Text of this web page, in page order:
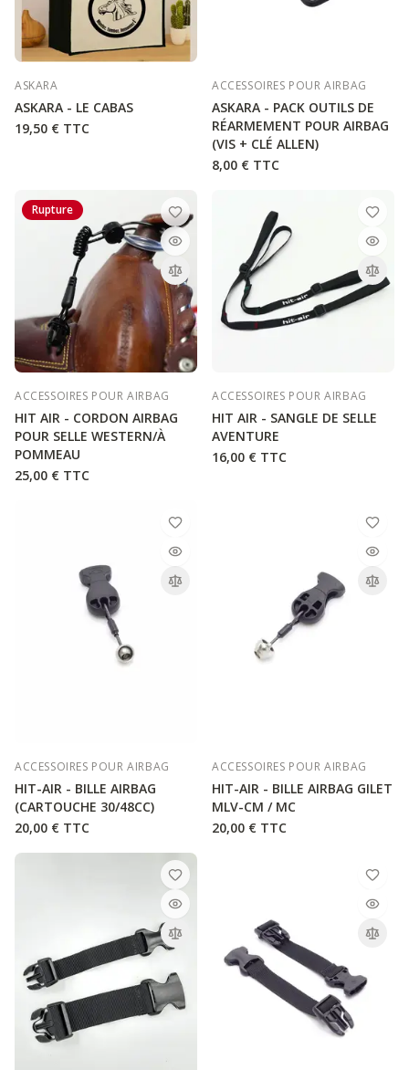
ASKARA
ASKARA - LE CABAS
19,50 € TTC
ACCESSOIRES POUR AIRBAG
ASKARA - PACK OUTILS DE
RÉARMEMENT POUR AIRBAG
(VIS + CLÉ ALLEN)
8,00 € TTC
Rupture
ACCESSOIRES POUR AIRBAG
HIT AIR - CORDON AIRBAG
POUR SELLE WESTERN/À
POMMEAU
25,00 € TTC
ACCESSOIRES POUR AIRBAG
HIT AIR - SANGLE DE SELLE
AVENTURE
16,00 € TTC
ACCESSOIRES POUR AIRBAG
HIT-AIR - BILLE AIRBAG
(CARTOUCHE 30/48CC)
20,00 € TTC
ACCESSOIRES POUR AIRBAG
HIT-AIR - BILLE AIRBAG GILET
MLV-CM / MC
20,00 € TTC
Bienvenue !
1er fois chez nous ? Recevez 5% de remise sur votre
commande
Inscrivez-vous à notre newsletter gonflée (Actu' sécurité,
offres & nouveaux produits) et recevez votre code promo
Je m'inscris